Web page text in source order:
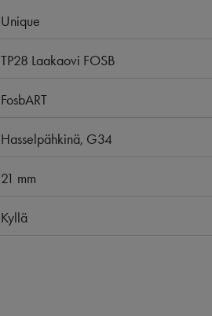
Unique
TP28 Laakaovi FOSB
FosbART
Hasselpähkinä, G34
21 mm
Kyllä